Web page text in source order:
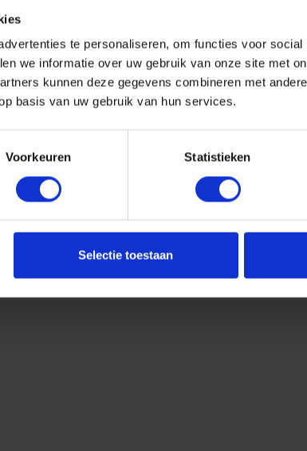
te personaliseren, om functies voor
we informatie over uw gebruik van onze site met
kunnen deze gegevens combineren met
basis van uw gebruik van hun services.
Voorkeuren Statistieken
Selectie toestaan